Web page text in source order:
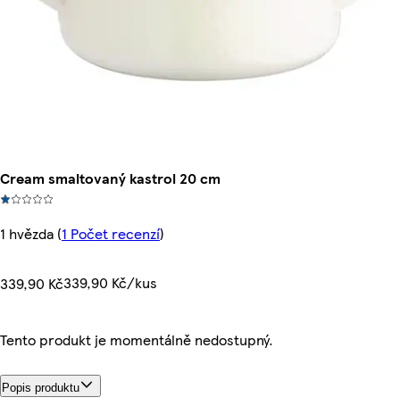
Cream smaltovaný kastrol 20 cm
1 hvězda (1 Počet recenzí)
339,90 Kč339,90 Kč/kus
Tento produkt je momentálně nedostupný.
Popis produktu